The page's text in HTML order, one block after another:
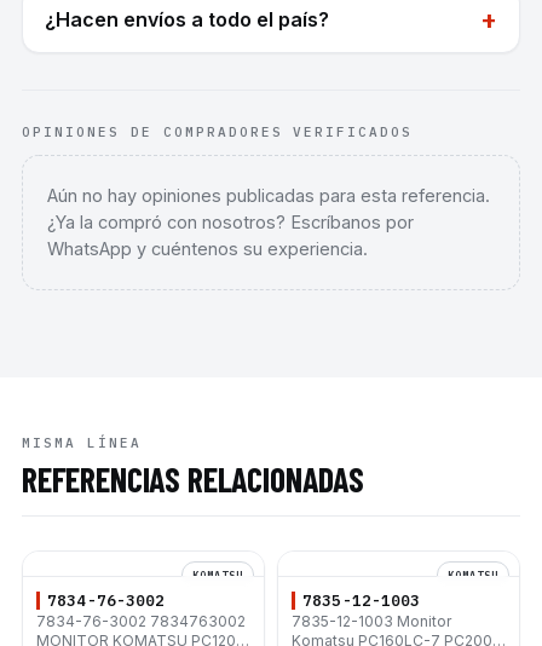
¿Hacen envíos a todo el país? +
OPINIONES DE COMPRADORES VERIFICADOS
Aún no hay opiniones publicadas para esta referencia.
¿Ya la compró con nosotros? Escríbanos por
WhatsApp y cuéntenos su experiencia.
MISMA LÍNEA
REFERENCIAS RELACIONADAS
KOMATSU
7834-76-3002
7834-76-3002 7834763002
MONITOR KOMATSU PC120-
KOMATSU
7835-12-1003
7835-12-1003 Monitor
Komatsu PC160LC-7 PC200-